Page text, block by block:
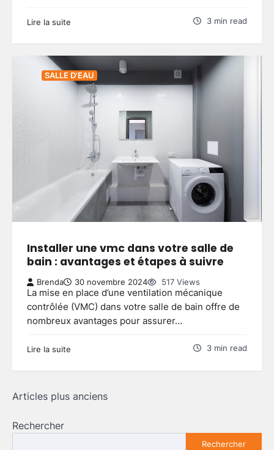
Lire la suite 3 min read
SALLE D'EAU
Installer une vmc dans votre salle de
bain : avantages et étapes à suivre
Brenda 30 novembre 2024 517 Views
La mise en place d’une ventilation mécanique
contrôlée (VMC) dans votre salle de bain offre de
nombreux avantages pour assurer…
Lire la suite 3 min read
Navigation
articles
Articles plus anciens
Rechercher
Rechercher
Clôture jardin moderne : comment
choisir le style adapté à votre
extérieur
Brenda 27 mai 2026
Aménager un balcon fleuri :
extérieur
5 mai 2026
Créer une allée de jardin
économique : astuces pour allier
budget serré et qualité durable
1
pratiques et idées simples